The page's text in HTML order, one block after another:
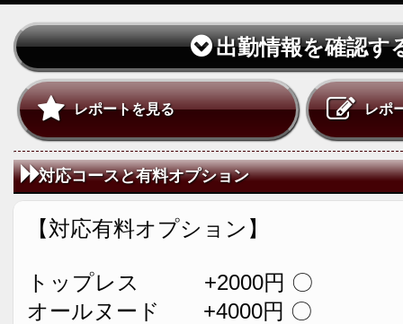
出勤情報を確認す
レポートを見る レポ
対応コースと有料オプション
【対応有料オプション】
トップレス +2000円 〇
オールヌード +4000円 〇